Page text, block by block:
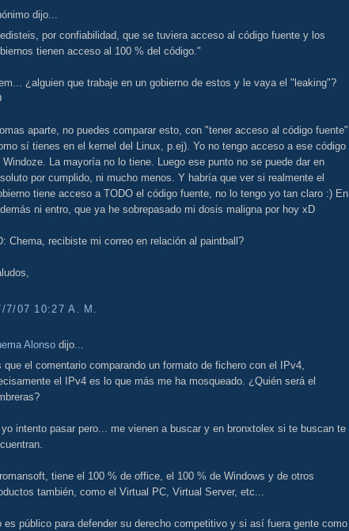
dijo...
por confiabilidad, que se tuviera acceso al código fuente y los
tienen acceso al 100 % del código."
¿alguien que trabaje en un gobierno de estos y le vaya el "leaking"?
aparte, no puedes comparar esto, con "tener acceso al código fuente"
sí tienes en el kernel del Linux, p.ej). Yo no tengo acceso a ese código
Windoze. La mayoría no lo tiene. Luego ese punto no se puede dar en
por cumplido, ni mucho menos. Y habría que ver si realmente el
tiene acceso a TODO el código fuente, no lo tengo yo tan claro :) En
demás ni entro, que ya he sobrepasado mi dosis maligna por hoy xD
Chema, recibiste mi correo en relación al paintball?
7/07 10:27 A. M.
Alonso dijo...
que el comentario comparando un formato de fichero con el IPv4,
el IPv4 es lo que más me ha mosqueado. ¿Quién será el
intento pasar pero... me vienen a buscar y en bronxtolex si te buscan te
tiene el 100 % de office, el 100 % de Windows y de otros
también, como el Virtual PC, Virtual Server, etc...
es público para defender su derecho competitivo y si así fuera gente como